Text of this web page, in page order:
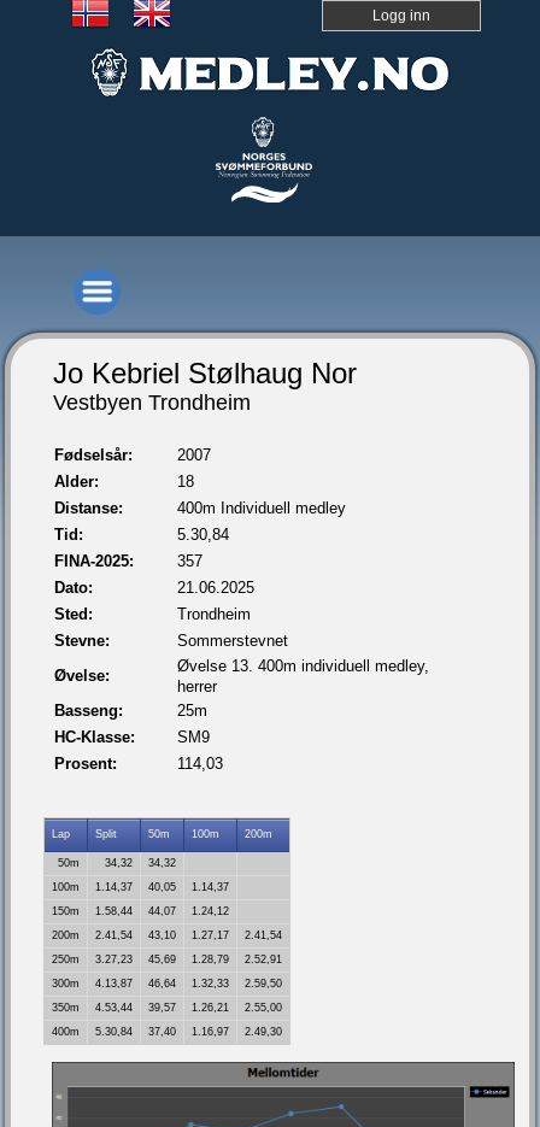
Logg inn
Jo Kebriel Stølhaug Nor
Vestbyen Trondheim
Fødselsår:
2007
Alder:
18
Distanse:
400m Individuell medley
Tid:
5.30,84
FINA-2025:
357
Dato:
21.06.2025
Sted:
Trondheim
Stevne:
Sommerstevnet
Øvelse:
Øvelse 13. 400m individuell medley,
herrer
Basseng:
25m
HC-Klasse:
SM9
Prosent:
114,03
Lap Split 50m 100m 200m
50m 34,32
34,32
100m
1.14,37 40,05
1.14,37
150m
1.58,44 44,07
1.24,12
200m
2.41,54 43,10 1.27,17
2.41,54
250m
3.27,23 45,69 1.28,79
2.52,91
300m
4.13,87 46,64 1.32,33
2.59,50
350m
4.53,44 39,57 1.26,21
2.55,00
400m
5.30,84 37,40 1.16,97 2.49,30